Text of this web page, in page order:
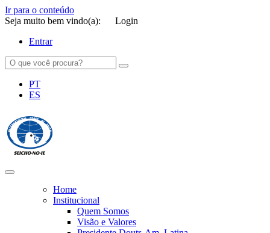
Ir para o conteúdo
Seja muito bem vindo(a):
Login
Entrar
PT
ES
Home
Institucional
Quem Somos
Visão e Valores